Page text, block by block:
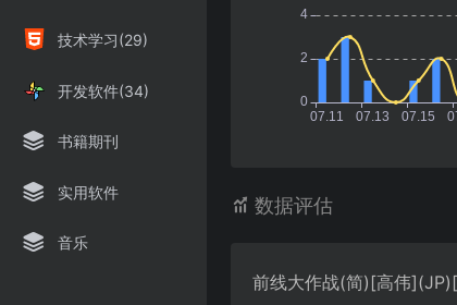
技术学习(29)
开发软件(34)
书籍期刊
实用软件
音乐
数据评估
前线大作战(简)[高伟